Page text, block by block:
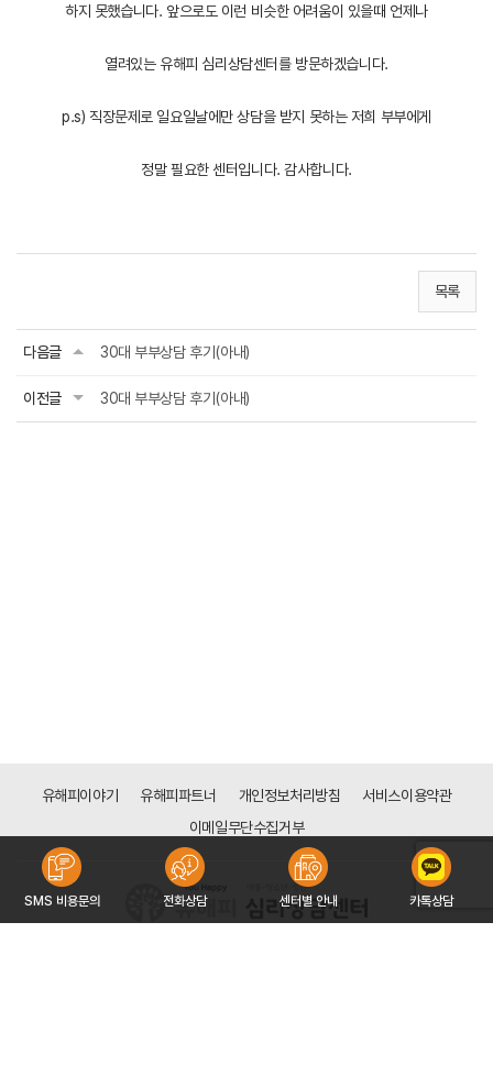
하지 못했습니다. 앞으로도 이런 비슷한 어려움이 있을때 언제나
열려있는 유해피 심리상담센터를 방문하겠습니다.
p.s) 직장문제로 일요일날에만 상담을 받지 못하는 저희 부부에게
정말 필요한 센터입니다. 감사합니다.
목록
다음글 30대 부부상담 후기(아내)
이전글 30대 부부상담 후기(아내)
유해피이야기 유해피파트너 개인정보처리방침
서비스이용약관
이메일무단수집거부
SMS 비용문의 전화상담 센터별 안내 카톡상담